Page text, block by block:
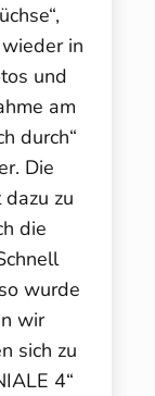
in
und
am
durch“
Die
zu
die
wurde
wir
sich zu
4“